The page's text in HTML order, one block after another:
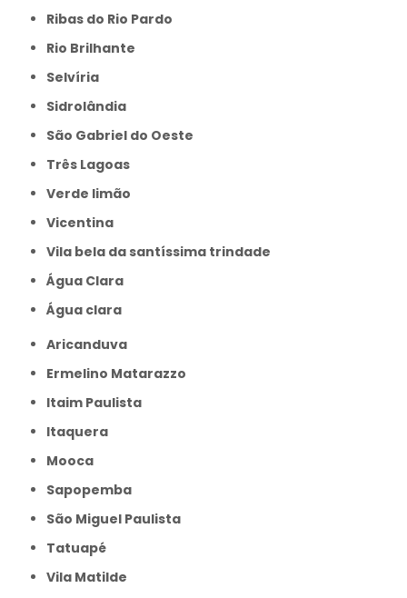
Ribas do Rio Pardo
Rio Brilhante
Selvíria
Sidrolândia
São Gabriel do Oeste
Três Lagoas
Verde limão
Vicentina
Vila bela da santíssima trindade
Água Clara
Água clara
Aricanduva
Ermelino Matarazzo
Itaim Paulista
Itaquera
Mooca
Sapopemba
São Miguel Paulista
Tatuapé
Vila Matilde